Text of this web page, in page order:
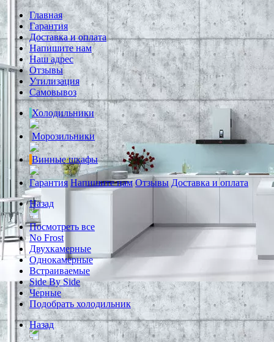
Главная
Гарантия
Доставка и оплата
Напишите нам
Наш адрес
Отзывы
Утилизация
Самовывоз
Холодильники
Морозильники
Винные шкафы
Гарантия Напишите нам Отзывы Доставка и оплата
Назад
Посмотреть все
No Frost
Двухкамерные
Однокамерные
Встраиваемые
Side By Side
Черные
Подобрать холодильник
Назад